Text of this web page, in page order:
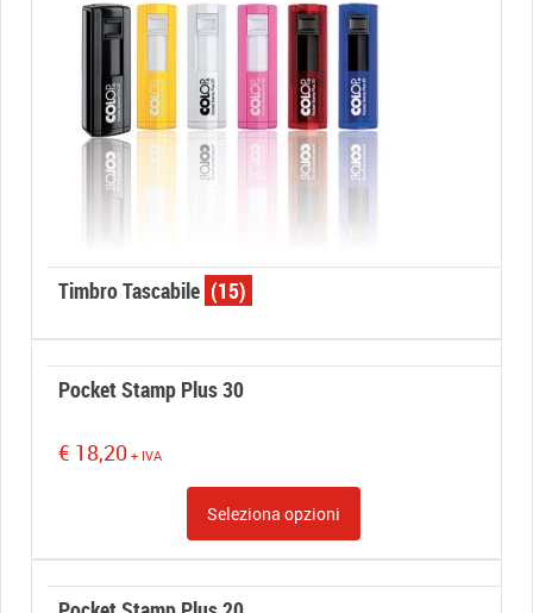
Timbro Tascabile (15)
Pocket Stamp Plus 30
€ 18,20 + IVA
Seleziona opzioni